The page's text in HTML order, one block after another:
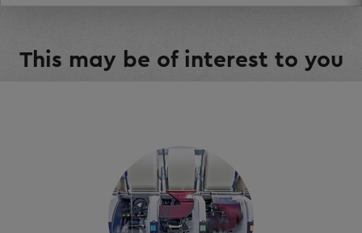
This may be of interest to you